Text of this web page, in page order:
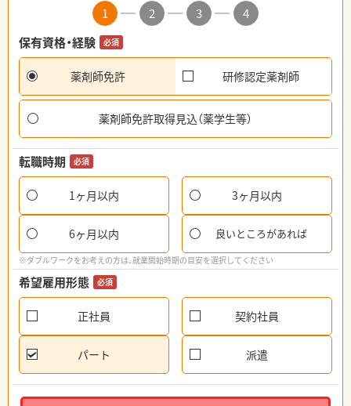
1 2 3
4
保有資格・経験
必須
薬剤師免許 研修認定薬剤師
薬剤師免許取得見込（薬学生等）
転職時期 必須
1ヶ月以内 3ヶ月以内
6ヶ月以内 良いところがあれば
※ダブルワークをお考えの方は、就業開始時期の目安を選択してください
希望雇用形態 必須
正社員 契約社員
パート 派遣